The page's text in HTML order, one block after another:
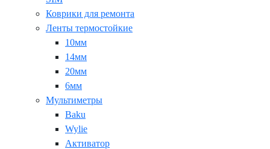
Коврики для ремонта
Ленты термостойкие
10мм
14мм
20мм
6мм
Мультиметры
Baku
Wylie
Активатор